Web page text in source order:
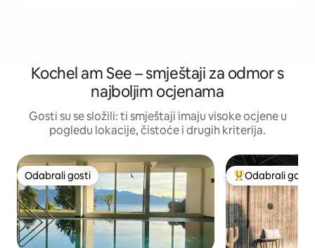
Kochel am See – smještaji za odmor s
najboljim ocjenama
Gosti su se složili: ti smještaji imaju visoke ocjene u
pogledu lokacije, čistoće i drugih kriterija.
Odabrali gosti
Odabrali gosti Među najviše
Odabrali gosti